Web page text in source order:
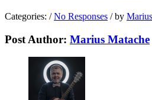
Categories: / No Responses /by
Post Author: Marius Matache